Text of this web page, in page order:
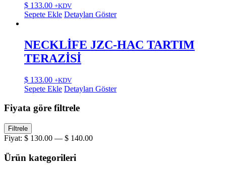
$ 133.00 +KDV
Sepete Ekle Detayları Göster
NECKLİFE JZC-HAC TARTIM
TERAZİSİ
$ 133.00 +KDV
Sepete Ekle Detayları Göster
Fiyata göre filtrele
En
düşük
fiyat
En
yüksek
fiyat
Filtrele
Fiyat: $ 130.00 — $ 140.00
Ürün kategorileri